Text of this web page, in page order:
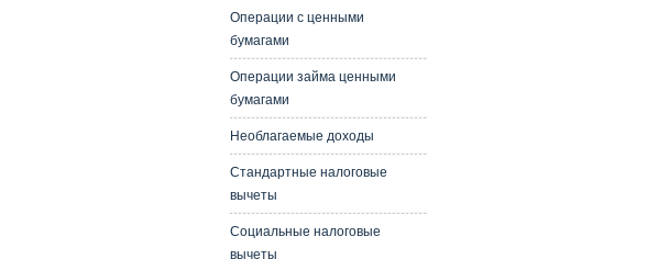
Операции с ценными
бумагами
Операции займа ценными
бумагами
Необлагаемые доходы
Стандартные налоговые
вычеты
Социальные налоговые
вычеты